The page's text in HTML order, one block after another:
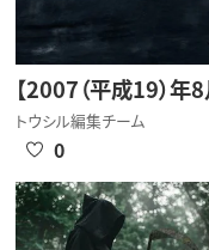
【2007（平成19）年
トウシル編集チーム
0